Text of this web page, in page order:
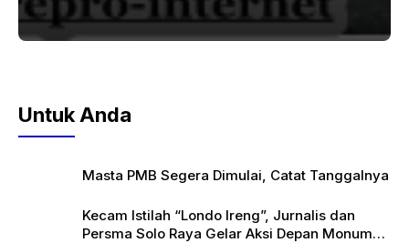
Untuk Anda
Masta PMB Segera Dimulai, Catat Tanggalnya
Kecam Istilah “Londo Ireng”, Jurnalis dan
Persma Solo Raya Gelar Aksi Depan Monumen